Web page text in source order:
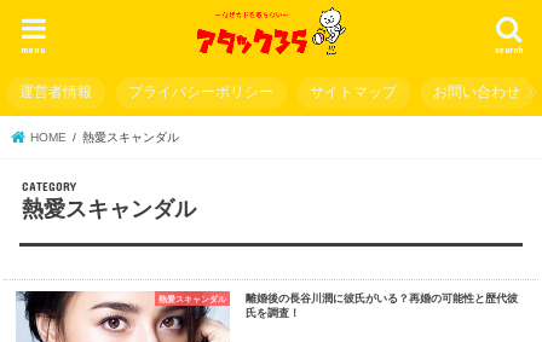
search
menu
運営者情報 プライバシーポリシー サイトマップ お問い合わせ
HOME 熱愛スキャンダル
熱愛スキャンダル
熱愛スキャンダル
離婚後の長谷川潤に彼氏がいる？再婚の可能性と歴代彼
氏を調査！